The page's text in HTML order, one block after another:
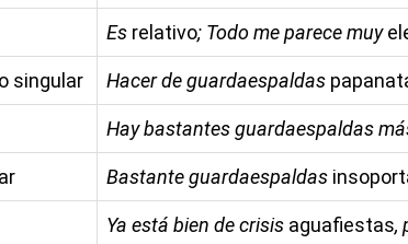
Es relativo; Todo me parece muy
singular Hacer de guardaespaldas
Hay bastantes guardaespaldas
Bastante guardaespaldas
Ya está bien de crisis aguafiestas,